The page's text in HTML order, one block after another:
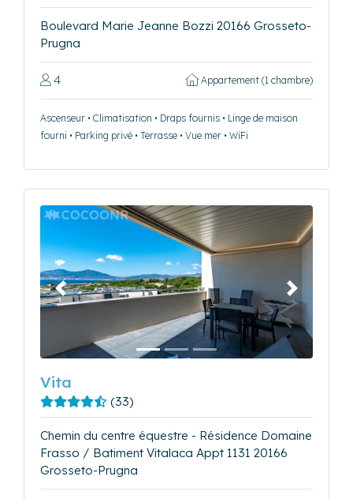
Boulevard Marie Jeanne Bozzi 20166 Grosseto-
Prugna
4 Appartement (1 chambre)
Ascenseur • Climatisation • Draps fournis • Linge de maison
fourni • Parking privé • Terrasse • Vue mer • WiFi
Précédent Suivant
Vita
(33)
Chemin du centre équestre - Résidence Domaine
Frasso / Batiment Vitalaca Appt 1131 20166
Grosseto-Prugna